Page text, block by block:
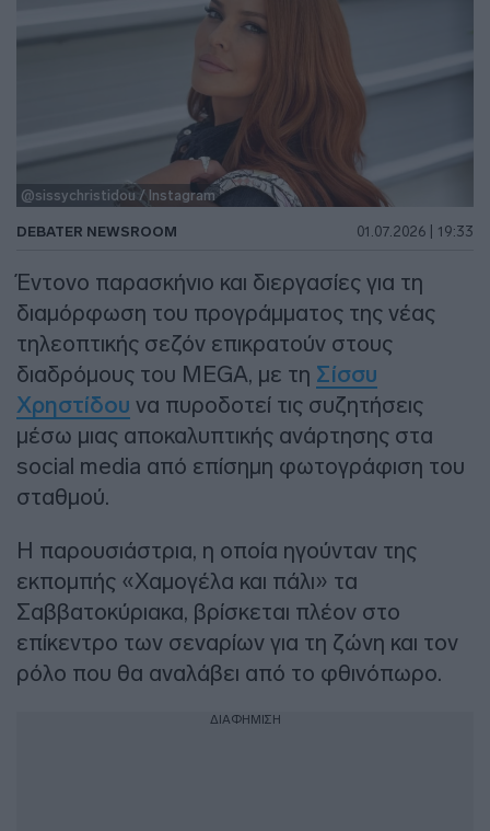
@sissychristidou / Instagram
DEBATER NEWSROOM 01.07.2026 | 19:33
Έντονο παρασκήνιο και διεργασίες για τη
διαμόρφωση του προγράμματος της νέας
τηλεοπτικής σεζόν επικρατούν στους
διαδρόμους του MEGA, με τη Σίσσυ
Χρηστίδου να πυροδοτεί τις συζητήσεις
μέσω μιας αποκαλυπτικής ανάρτησης στα
social media από επίσημη φωτογράφιση του
σταθμού.
Η παρουσιάστρια, η οποία ηγούνταν της
εκπομπής «Χαμογέλα και πάλι» τα
Σαββατοκύριακα, βρίσκεται πλέον στο
επίκεντρο των σεναρίων για τη ζώνη και τον
ρόλο που θα αναλάβει από το φθινόπωρο.
ΔΙΑΦΗΜΙΣΗ